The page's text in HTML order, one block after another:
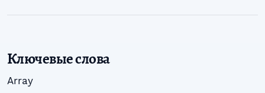
Ключевые слова
Array